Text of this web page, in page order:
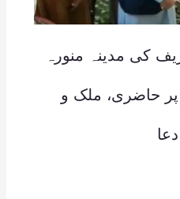
کی مدینہ منورہ
حاضری، ملک و